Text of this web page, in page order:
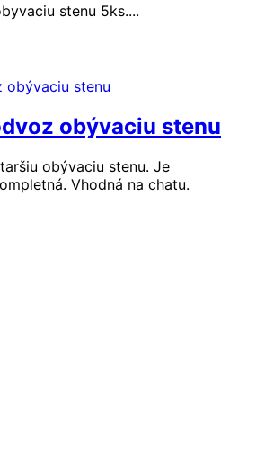
stenu 5ks....
obývaciu stenu
obývaciu stenu. Je
Vhodná na chatu.